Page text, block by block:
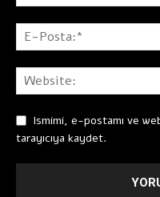
Ismimi, e-postamı ve
tarayıcıya kaydet.